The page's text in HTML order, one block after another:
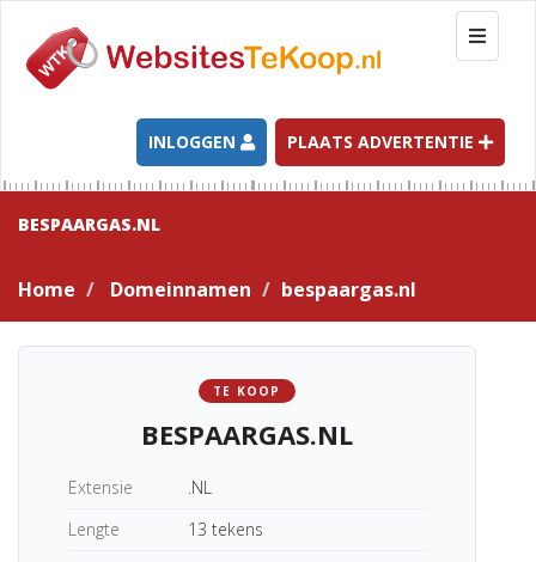
T
o
g
l
e
n
a
t
INLOGGEN PLAATS ADVERTENTIE
BESPAARGAS.NL
Home Domeinnamen bespaargas.nl
TE KOOP
BESPAARGAS.NL
Extensie
.NL
Lengte
13 tekens